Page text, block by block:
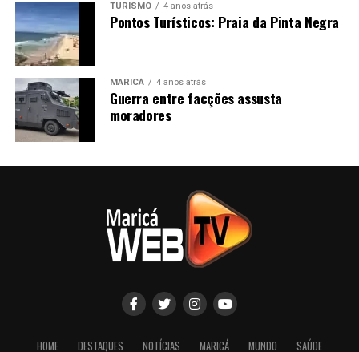
TURISMO 4 anos atrás
Pontos Turísticos: Praia da Pinta Negra
MARICÁ 4 anos atrás
Guerra entre facções assusta
moradores
HOME DESTAQUES NOTÍCIAS MARICÁ MUNDO SAÚDE